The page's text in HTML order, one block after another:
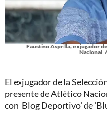
Faustino Asprilla, exjugador
Nacional
El exjugador de la
presente de Atlético
con 'Blog Deportivo' de